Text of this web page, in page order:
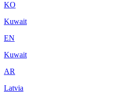
KO
Kuwait
EN
Kuwait
AR
Latvia